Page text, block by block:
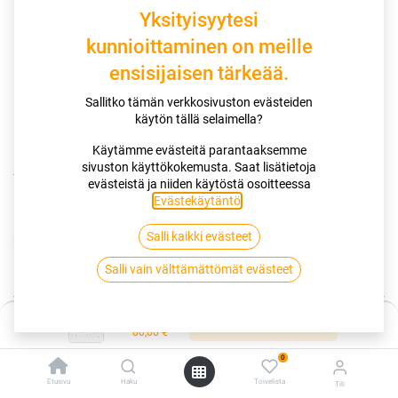
80,00€
Etusivu Haku
0
Toivelista Tili
Kauppa 175/65R14 82T VIKING CITYTECH II
175/65R14 82T VIKING CITYTECH II
Tuotekoodi:254768
Toimitusaika:2 arkipäivää
Asennuspalvelu
Yksityisyytesi
kunnioittaminen on meille
ensisijaisen tärkeää.
Sallitko tämän verkkosivuston evästeiden
käytön tällä selaimella?
Käytämme evästeitä parantaaksemme
sivuston käyttökokemusta. Saat lisätietoja
evästeistä ja niiden käytöstä osoitteessa
Evästekäytäntö
Salli kaikki evästeet
Salli vain välttämättömät evästeet